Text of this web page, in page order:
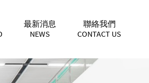
最新消息
NEWS
聯絡我們
CONTACT US